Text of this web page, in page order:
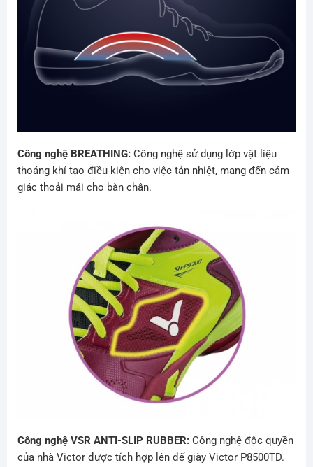
Công nghệ BREATHING:Công nghệ sử dụng lớp vật liệu
thoáng khí tạo điều kiện cho việc tản nhiệt, mang đến cảm
giác thoải mái cho bàn chân.
Công nghệ VSR ANTI-SLIP RUBBER:Công nghệ độc quyền
của nhà Victor được tích hợp lên đế giày Victor P8500TD.